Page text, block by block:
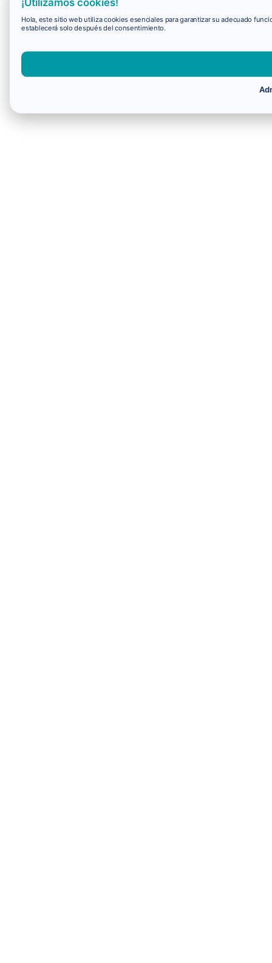
Hola, este sitio web utiliza cookies esenciales para garantizar su adecuado
establecerá solo después del consentimiento.